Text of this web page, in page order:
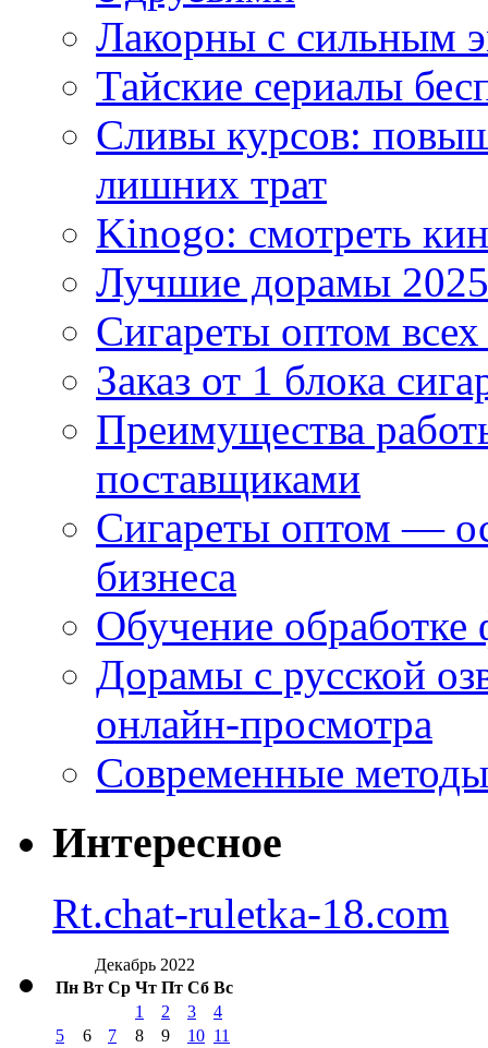
Лакорны с сильным
Тайские сериалы
Сливы курсов:
лишних трат
Kinogo: смотреть
Лучшие дорамы
Сигареты оптом
Заказ от 1 блока
Преимущества
поставщиками
Сигареты оптом —
бизнеса
Обучение
Дорамы с русской
онлайн-просмотра
Современные
Интересное
Rt.chat-ruletka-18.com
Декабрь 2022
Пн Вт Ср Чт Пт Сб Вс
1 2 3
4
5
6 7 8 9 10 11